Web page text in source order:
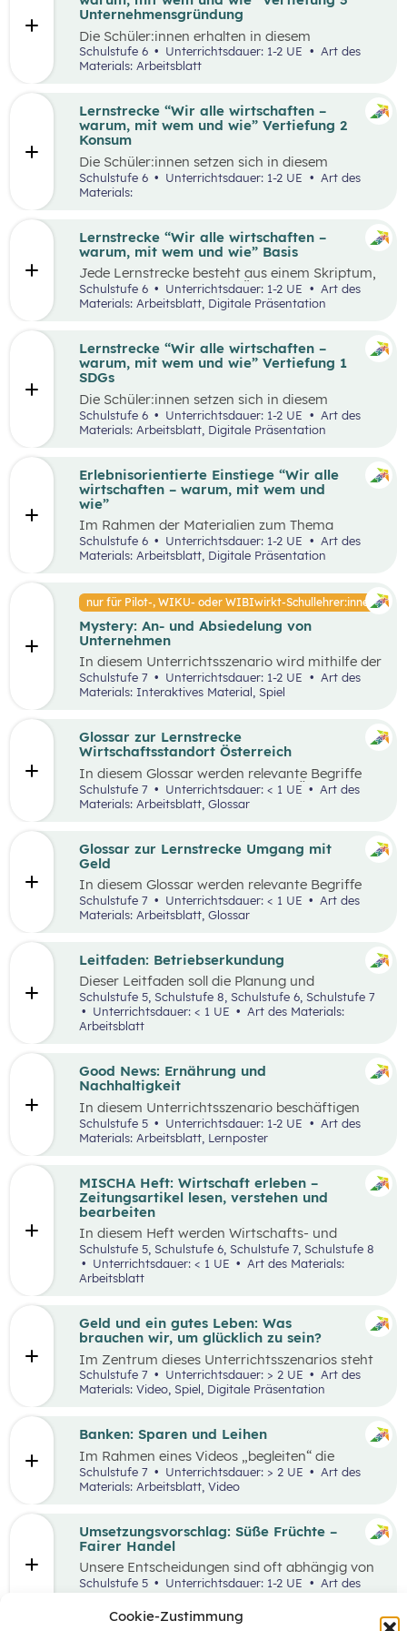
Cookie-Zustimmung
Runde zu Runde verbessern.
Unternehmensgründung
Die Schüler:innen erhalten in diesem
Gedankenexperiment die Möglichkeit ein
Unternehmen unter Berücksichtigung von
Business Model Canvas, welche Bedürfnisse sie
erfüllen wollen und treffen damit verbundene
Entscheidungen. Die Idee wird in einem
Schulstufe 6 Unterrichtsdauer: 1-2 UE
Art des
Materials: Arbeitsblatt
Lernstrecke “Wir alle wirtschaften –
warum, mit wem und wie” Vertiefung 2
Konsum
Die Schüler:innen setzen sich in diesem
Unterrichtsszenario mit nachhaltigem Konsum
auseinander. Sie recherchieren selbstständig zu
Schulstufe 6 Unterrichtsdauer: 1-2 UE
Materials:
Lernstrecke “Wir alle wirtschaften –
warum, mit wem und wie” Basis
Jede Lernstrecke besteht aus einem Skriptum,
welches dazu dient einen Überblick über die
jeweilige Lernstrecke zu erhalten. Mit
Wissen und entwickeln Fähigkeiten,
Einstellungen und Verhaltensbereitschaften, die
sie in ökonomisch geprägten Lebenssituationen
ökonomische Herausforderungen, Aufgaben
und Problemstellungen erkennen, analysieren,
beurteilen und erfolgreich bewältigen zu
Schulstufe 6 Unterrichtsdauer: 1-2 UE
Art des
Materials: Arbeitsblatt, Digitale Präsentation
Lernstrecke “Wir alle wirtschaften –
warum, mit wem und wie” Vertiefung 1
SDGs
Die Schüler:innen setzen sich in diesem
Unterrichtsszenario mit den SDGs (Sustainable
Development Goals) auseinander. Sie wählen ein
SDG und entdecken in ihrer Umgebung Orte, an
machen ein Foto davon. Anschließend werden
Verbesserungsvorschläge erarbeitet.
Schulstufe 6 Unterrichtsdauer: 1-2 UE
Materials: Arbeitsblatt, Digitale Präsentation
Erlebnisorientierte Einstiege “Wir alle
wirtschaften – warum, mit wem und
wie”
Im Rahmen der Materialien zum Thema
“Grundlagen der Wirtschaft” werden drei
mögliche Einstiegsideen vorgestellt. Diese
Vorschläge zeichnen sich nicht nur durch ihre
als Erlebnisse konzipiert, um die Schüler:innen
aktiv in den Lernprozess einzubinden.
Schulstufe 6 Unterrichtsdauer: 1-2 UE
Materials: Arbeitsblatt, Digitale Präsentation
nur für Pilot-, WIKU- oder WIBIwirkt-Schullehrer:innen
Mystery: An- und Absiedelung von
Unternehmen
In diesem Unterrichtsszenario wird mithilfe der
Methode Mystery das Thema „Ansiedelung von
Unternehmen“ vertiefend behandelt. Im
einer komplexen Fragestellung an der
Schnittstelle von Gesellschaft, Wirtschaft und
Schulstufe 7 Unterrichtsdauer: 1-2 UE
Art des
Materials: Interaktives Material, Spiel
Glossar zur Lernstrecke
Wirtschaftsstandort Österreich
In diesem Glossar werden relevante Begriffe
zum Thema „Wirtschaftsstandort Österreich“
erklärt. Zusätzlich gibt es Arbeitsblätter zu
ausgewählten Begriffen.
Schulstufe 7 Unterrichtsdauer: < 1 UE
Materials: Arbeitsblatt, Glossar
Glossar zur Lernstrecke Umgang mit
Geld
In diesem Glossar werden relevante Begriffe
zum Thema „Geld“ erklärt. Zusätzlich gibt es
Arbeitsblätter zu ausgewählten Begriffen.
Schulstufe 7 Unterrichtsdauer: < 1 UE
Materials: Arbeitsblatt, Glossar
Leitfaden: Betriebserkundung
Dieser Leitfaden soll die Planung und
Durchführung von Betriebserkundungen
erleichtern. Im Zuge dieses Leitfadens werden
Leitfragen zu folgenden Schwerpunkten
Betriebserkundung.
Schulstufe 5, Schulstufe 8, Schulstufe 6, Schulstufe 7
Unterrichtsdauer: < 1 UE
Art des Materials:
Arbeitsblatt
Good News: Ernährung und
Nachhaltigkeit
In diesem Unterrichtsszenario beschäftigen
sich die Schüler:innen mit positiven
Nachrichten und Beispielen aus dem
Themenbereich „Ernährung und
Handlungsoptionen für den Alltag offenzulegen,
zu diskutieren und in einer abschließenden
Portfolioaufgabe kreativ zu bearbeiten.
Schulstufe 5 Unterrichtsdauer: 1-2 UE
Materials: Arbeitsblatt, Lernposter
MISCHA Heft: Wirtschaft erleben –
Zeitungsartikel lesen, verstehen und
bearbeiten
In diesem Heft werden Wirtschafts- und
Lesekompetenz miteinander verknüpft.Schulstufe 5, Schulstufe 6, Schulstufe 7, Schulstufe 8
Unterrichtsdauer: < 1 UE
Arbeitsblatt
Geld und ein gutes Leben: Was
brauchen wir, um glücklich zu sein?
Im Zentrum dieses Unterrichtsszenarios steht
das Planspiel „Nervus Rerum“, welches den
finanziellen Spielraum als Faktor für ein gutes
Zusammenhang zwischen Geld und einem
guten Leben bewerten.
Schulstufe 7 Unterrichtsdauer: > 2 UE
Art des
Materials: Video, Spiel, Digitale Präsentation
Banken: Sparen und Leihen
Im Rahmen eines Videos „begleiten“ die
Schüler:innen eine jugendliche Person bei der
Erledigung alltäglicher Bankgeschäfte und
bekommen so einen ersten Überblick, welche
anschließenden Laufdiktat wird das erworbene
Wissen gefestigt.
Schulstufe 7 Unterrichtsdauer: > 2 UE
Materials: Arbeitsblatt, Video
Umsetzungsvorschlag: Süße Früchte –
Fairer Handel
Unsere Entscheidungen sind oft abhängig von
Entscheidungen, die andere Menschen davor
getroffen haben. Wenn wir zum Beispiel
einkaufen gehen, können wir nur Waren
kaufen, die auch Unternehmen vorher
Schulstufe 5 Unterrichtsdauer: 1-2 UE
Art des
Materials: